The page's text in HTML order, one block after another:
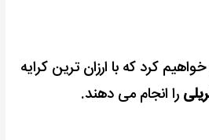
کرد که با ارزان ترین کرایه
را انجام می دهند.